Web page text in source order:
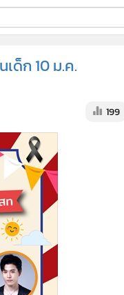
ด็ก 10 ม.ค.
199